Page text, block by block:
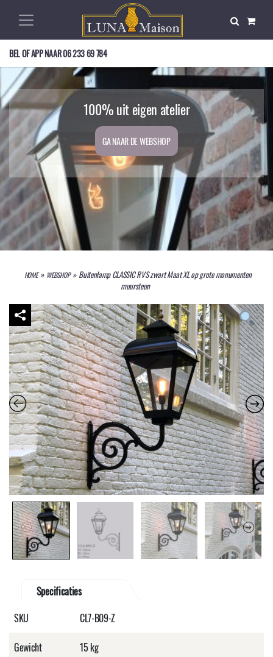
BEL OF APP NAAR06 233 69 784
Exclusief, nostalgisch, en duurzaam!
GA NAAR DE WEBSHOP
Op zoek naar een mooie buitenlamp?
GA NAAR DE WEBSHOP
100% uit eigen atelier
GA NAAR DE WEBSHOP
HOME» WEBSHOP» Buitenlamp CLASSIC RVS zwart Maat XL op grote monumenten
muursteun
Specificaties
SKU
CL7-B09-Z
Gewicht
15 kg